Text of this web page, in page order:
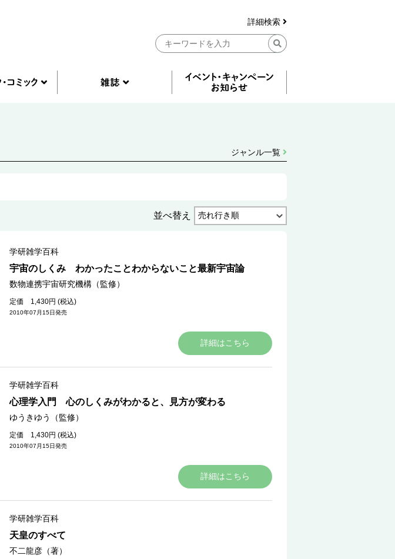
詳細検索
ジャンル一覧
並べ替え
学研雑学百科
宇宙のしくみ わかったことわからないこと最新宇宙論
数物連携宇宙研究機構（監修）
定価 1,430円 (税込)
2010年07月15日発売
詳細はこちら
学研雑学百科
心理学入門 心のしくみがわかると、見方が変わる
ゆうきゆう（監修）
定価 1,430円 (税込)
2010年07月15日発売
詳細はこちら
学研雑学百科
天皇のすべて
不二龍彦（著）